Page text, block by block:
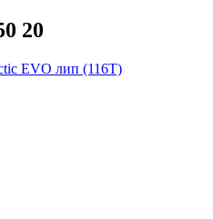
20
EVO лип (116T)